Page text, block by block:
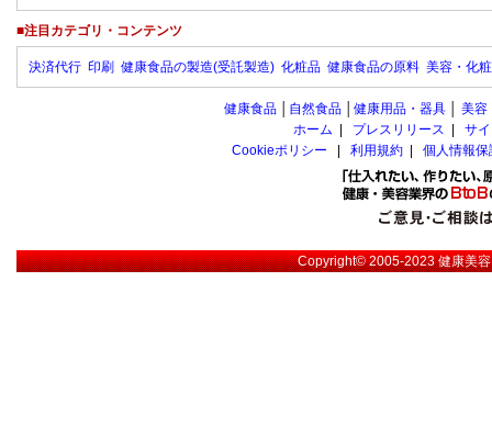
■注目カテゴリ・コンテンツ
決済代行 印刷 健康食品の製造(受託製造) 化粧品 健康食品の原料 美容・化
健康食品 自然食品 健康用品・器具 美容
ホーム
プレスリリース
サ
Cookieポリシー
利用規約 個人情報
Copyright© 2005-2023健康美